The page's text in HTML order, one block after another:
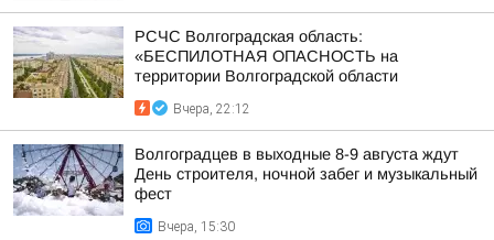
РСЧС Волгоградская область:
«БЕСПИЛОТНАЯ ОПАСНОСТЬ на
территории Волгоградской области
Вчера, 22:12
Волгоградцев в выходные 8-9 августа ждут
День строителя, ночной забег и музыкальный
фест
Вчера, 15:30